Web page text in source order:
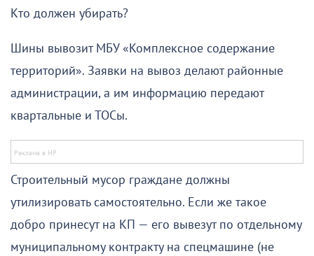
Кто должен убирать?
Шины вывозит МБУ «Комплексное содержание
территорий». Заявки на вывоз делают районные
администрации, а им информацию передают
квартальные и ТОСы.
Строительный мусор граждане должны
утилизировать самостоятельно. Если же такое
добро принесут на КП — его вывезут по отдельному
муниципальному контракту на спецмашине (не